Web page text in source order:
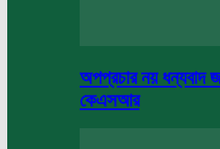
অপপ্রচার নয় ধন্যবাদ
কেএসআর